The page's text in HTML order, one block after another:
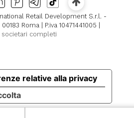
Retail Development S.r.l. -
Roma | P.iva 10471441005 |
societari completi
relative alla privacy